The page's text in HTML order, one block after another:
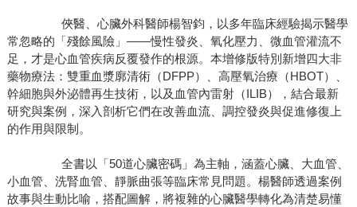
俠醫、心臟外科醫師楊智鈞，以多年臨床經驗揭示醫學
常忽略的「殘餘風險」——慢性發炎、氧化壓力、微血管灌流不
足，才是心血管疾病反覆發作的根源。本增修版特別新增四大非
藥物療法：雙重血漿廓清術（DFPP）、高壓氧治療（HBOT）、
幹細胞與外泌體再生技術，以及血管內雷射（ILIB），結合最新
研究與案例，深入剖析它們在改善血流、調控發炎與促進修復上
的作用與限制。
全書以「50道心臟密碼」為主軸，涵蓋心臟、大血管、
小血管、洗腎血管、靜脈曲張等臨床常見問題。楊醫師透過案例
故事與生動比喻，搭配圖解，將複雜的心臟醫學轉化為清楚易懂